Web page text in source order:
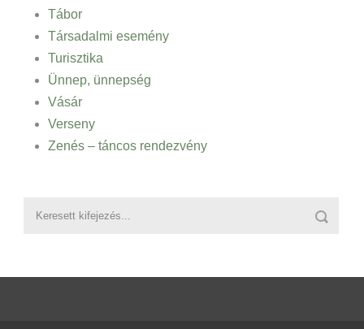
Tábor
Társadalmi esemény
Turisztika
Ünnep, ünnepség
Vásár
Verseny
Zenés – táncos rendezvény